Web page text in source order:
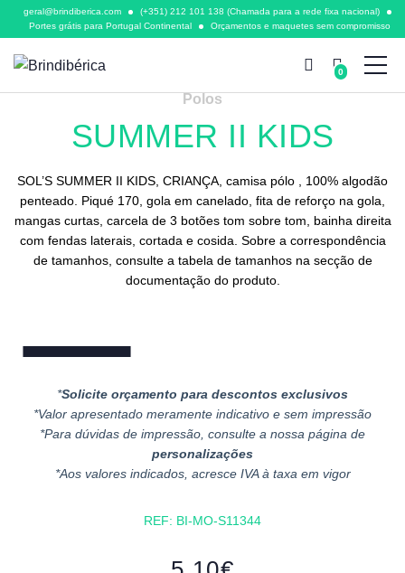
geral@brindiberica.com
(+351) 212 101 138 (Chamada para a rede fixa nacional)
Portes grátis para Portugal Continental
Orçamentos e maquetes sem compromisso
0
Polos
SUMMER II KIDS
SOL’S SUMMER II KIDS, CRIANÇA, camisa pólo , 100% algodão
penteado. Piqué 170, gola em canelado, fita de reforço na gola,
mangas curtas, carcela de 3 botões tom sobre tom, bainha direita
com fendas laterais, cortada e cosida. Sobre a correspondência
de tamanhos, consulte a tabela de tamanhos na secção de
documentação do produto.
*Solicite orçamento para descontos exclusivos
*Valor apresentado meramente indicativo e sem impressão
*Para dúvidas de impressão, consulte a nossa página de
personalizações
*Aos valores indicados, acresce IVA à taxa em vigor
REF: BI-MO-S11344